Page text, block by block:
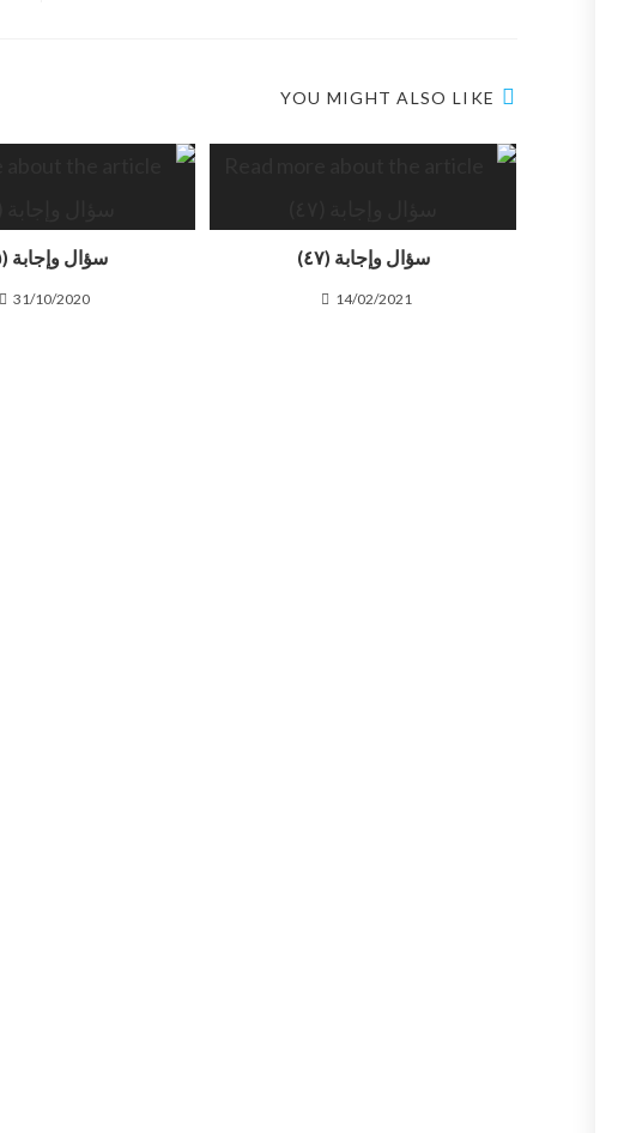
YOU MIGHT ALSO LIKE
سؤال وإجابة (٣٥)
31/10/2020
سؤال وإجابة (٤٧)
14/02/2021